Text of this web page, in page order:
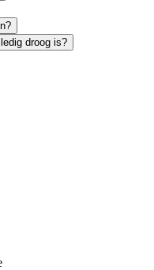
droog is?